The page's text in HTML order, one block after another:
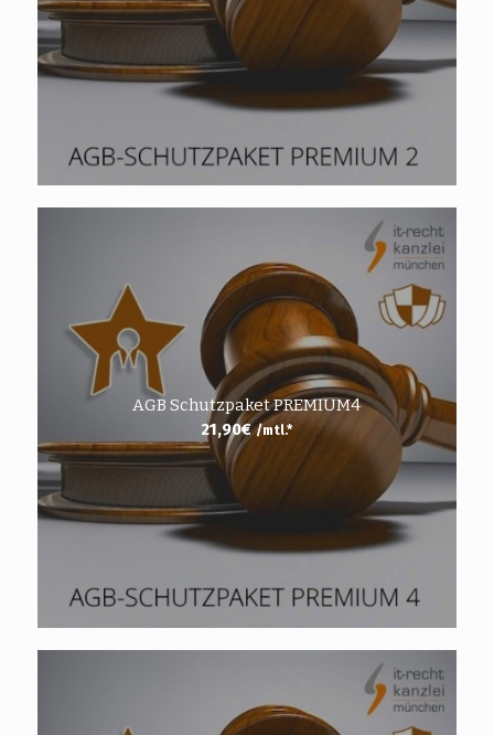
AGB Schutzpaket PREMIUM4
21,90€ /mtl.*